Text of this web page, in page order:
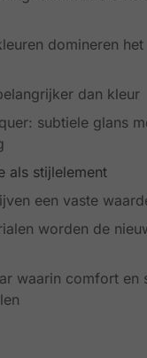
domineren het
dan kleur
subtiele glans
als stijlelement
een vaste
worden de
waarin comfort en